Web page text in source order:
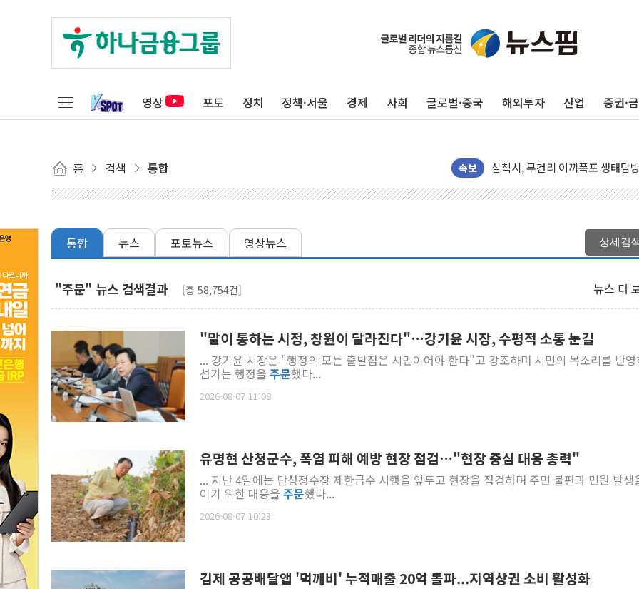
영상 포토 정치 정책·서울 경제 사회 글로벌·중국 해외투자 산업 증권·
홈 검색 통합 속보
해군1함대 '창설 80주년' 기념
원주시, 첨단의료복합단지 지정
전남광주 화정역 인근 도로 4중
청도 문수리 야산서 산불 진화 중
헥토이노베이션, 상반기 매출 첫
우리은행, 고창해상풍력에 4000
민병덕 "오늘 67개 점포 영업
종합특검, '尹 관저 이전 감사 무
코스피·코스닥 오전 동반 하락…
장동혁 "규제와 대출 풀고 재개
[속보] 종합특검, '尹 관저 이전
통합 뉴스 포토뉴스 영상뉴스 상세검
"주문" 뉴스 검색결과 [총 58,754건] 뉴스 더
"말이 통하는 시정, 창원이 달라진다"…강기윤 시장, 수평적 소통 눈길
... 강기윤 시장은 "행정의 모든 출발점은 시민이어야 한다"고 강조하며 시민의 목소리를 반
섬기는 행정을 주문했다...
2026-08-07 11:08
유명현 산청군수, 폭염 피해 예방 현장 점검…"현장 중심 대응 총력"
... 지난 4일에는 단성정수장 제한급수 시행을 앞두고 현장을 점검하며 주민 불편과 민원 발생
이기 위한 대응을 주문했다...
2026-08-07 10:23
김제 공공배달앱 '먹깨비' 누적매출 20억 돌파...지역상권 소비 활성화